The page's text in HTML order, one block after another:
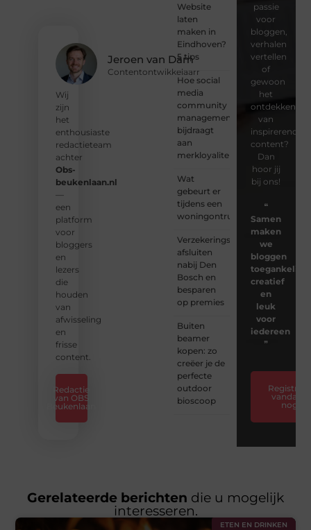
Jeroen van Dam
Contentontwikkelaarr
Wij
zijn
het
enthousiaste
redactieteam
achter
Obs-
beukenlaan.nl
—
een
platform
voor
bloggers
en
lezers
die
houden
van
afwisseling
en
frisse
content.
Redactie
van OBS
Beukenlaan
Website
laten
maken in
Eindhoven?
5 tips
Hoe social
media
community
management
bijdraagt
aan
merkloyaliteit
Wat
gebeurt er
tijdens een
woningontruiming?
Verzekeringspakket
afsluiten
nabij Den
Bosch en
besparen
op premies
Buiten
beamer
kopen: zo
creëer je de
perfecte
outdoor
bioscoop
passie
voor
bloggen,
verhalen
vertellen
of
gewoon
het
ontdekken
van
inspirerende
content?
Dan
hoor jij
bij ons!
❝
Samen
maken
we
bloggen
toegankelijk,
creatief
en
leuk
voor
iedereen
❞
Registreer
vandaag
nog
Gerelateerde berichten die u mogelijk
interesseren.
ETEN EN DRINKEN